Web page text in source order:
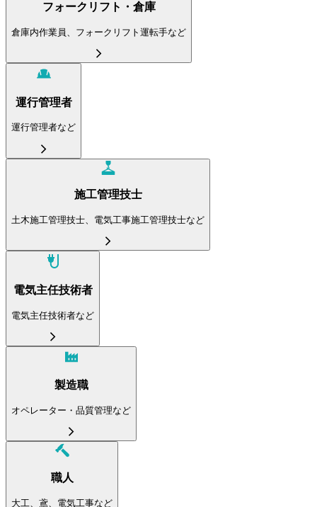
フォークリフト・倉庫
倉庫内作業員、フォークリフト運転手など
運行管理者
運行管理者など
施工管理技士
土木施工管理技士、電気工事施工管理技士など
電気主任技術者
電気主任技術者など
製造職
オペレーター・品質管理など
職人
大工、鳶、電気工事など